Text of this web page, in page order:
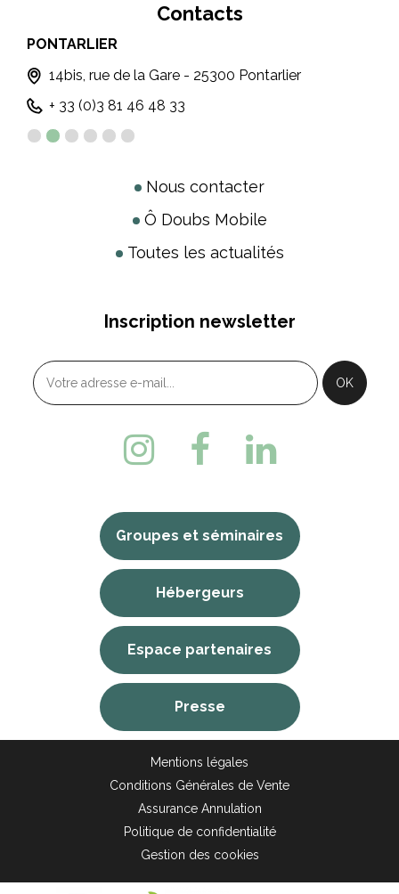
Contacts
PONTARLIER
14bis, rue de la Gare - 25300 Pontarlier
+ 33 (0)3 81 46 48 33
Nous contacter
Ô Doubs Mobile
Toutes les actualités
Inscription newsletter
Groupes et séminaires
Hébergeurs
Espace partenaires
Presse
Mentions légales
Conditions Générales de Vente
Assurance Annulation
Politique de confidentialité
Gestion des cookies